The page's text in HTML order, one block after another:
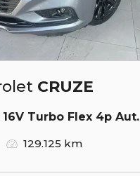
CRUZE
16V Turbo Flex 4p Aut.
129.125 km